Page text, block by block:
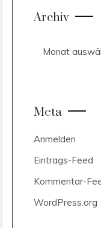
Archiv
Meta
Anmelden
Eintrags-Feed
Kommentar-
WordPress.org